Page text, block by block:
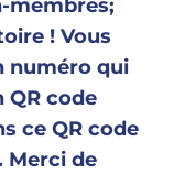
membres;
! Vous
numéro qui
code
ce QR code
Merci de